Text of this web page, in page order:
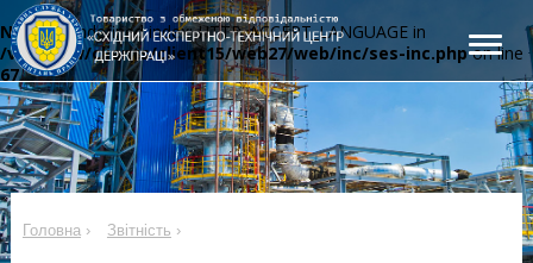
Notice: Undefined index: HTTP_ACCEPT_LANGUAGE in
/var/www/clients/client15/web27/web/inc/ses-inc.phpon line
67
Головна› Звітність ›